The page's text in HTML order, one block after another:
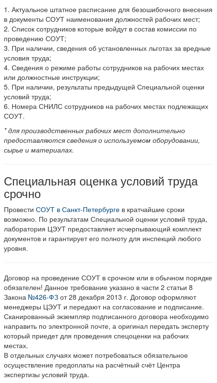
1. Актуальное штатное расписание для безошибочного внесения
в документы СОУТ наименования должностей рабочих мест;
2. Список сотрудников которые войдут в состав комиссии по
проведению СОУТ;
3. При наличии, сведения об установленных льготах за вредные
условия труда;
4. Сведения о режиме работы сотрудников на рабочих местах
или должностные инструкции;
5. При наличии, результаты предыдущей Специальной оценки
условий труда;
6. Номера СНИЛС сотрудников на рабочих местах подлежащих
СОУТ.
* для производственных рабочих мест дополнительно
предоставляются сведения о используемом оборудовании,
сырье и материалах.
Специальная оценка условий труда
срочно
Провести СОУТ в Санкт-Петербурге в кратчайшие сроки
возможно. По результатам Специальной оценки условий труда,
лаборатория ЦЭУТ предоставляет исчерпывающий комплект
документов и гарантирует его полноту для инспекций любого
уровня.
Договор на проведение СОУТ в срочном или в обычном порядке
обязателен! Данное требование указано в части 2 статьи 8
Закона №426-ФЗ от 28 декабря 2013 г. Договор оформляют
менеджеры ЦЭУТ и передают на согласование и подписание.
Сканированный экземпляр подписанного договора необходимо
направить по электронной почте, а оригинал передать эксперту
который приедет для проведения спецоценки на рабочих
местах.
В отдельных случаях может потребоваться обязательное
осуществление предоплаты на расчётный счёт Центра
экспертизы условий труда.